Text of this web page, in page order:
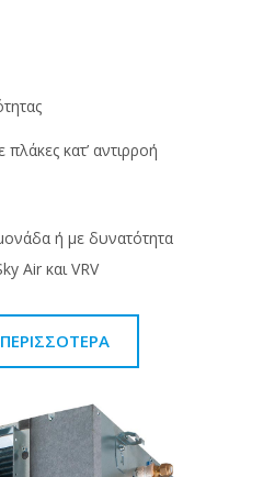
κατ’ αντιρροή
ή με δυνατότητα
Air και VRV